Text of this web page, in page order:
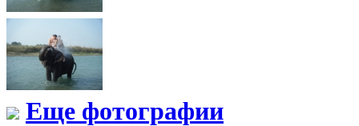
Еще фотографии